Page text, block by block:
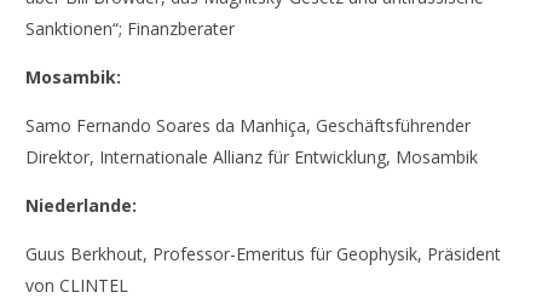
Sanktionen“; Finanzberater
Mosambik:
Samo Fernando Soares da Manhiça, Geschäftsführender
Direktor, Internationale Allianz für Entwicklung, Mosambik
Niederlande:
Guus Berkhout, Professor-Emeritus für Geophysik, Präsident
von CLINTEL